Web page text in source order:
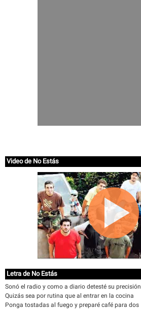
Video de No Estás
Letra de No Estás
Sonó el radio y como a diario detesté su precisión
Quizás sea por rutina que al entrar en la cocina
Ponga tostadas al fuego y preparé café para dos